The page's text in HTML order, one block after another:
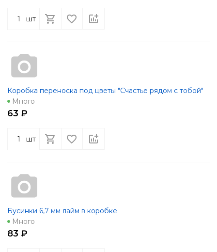
шт
Коробка переноска под цветы "Счастье рядом с тобой"
Много
63 ₽
шт
Бусинки 6,7 мм лайм в коробке
Много
83 ₽